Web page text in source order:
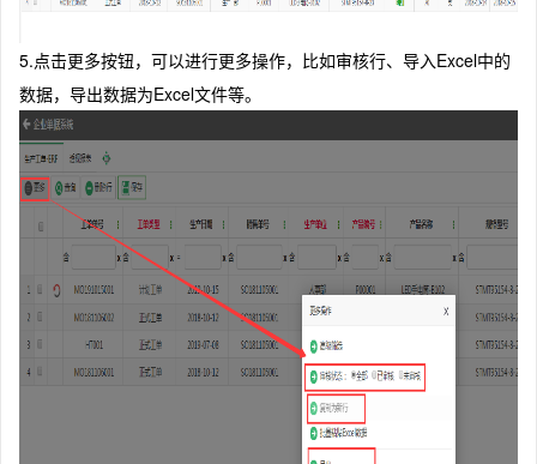
5.点击更多按钮，可以进行更多操作，比如审核行、导入Excel中的
数据，导出数据为Excel文件等。